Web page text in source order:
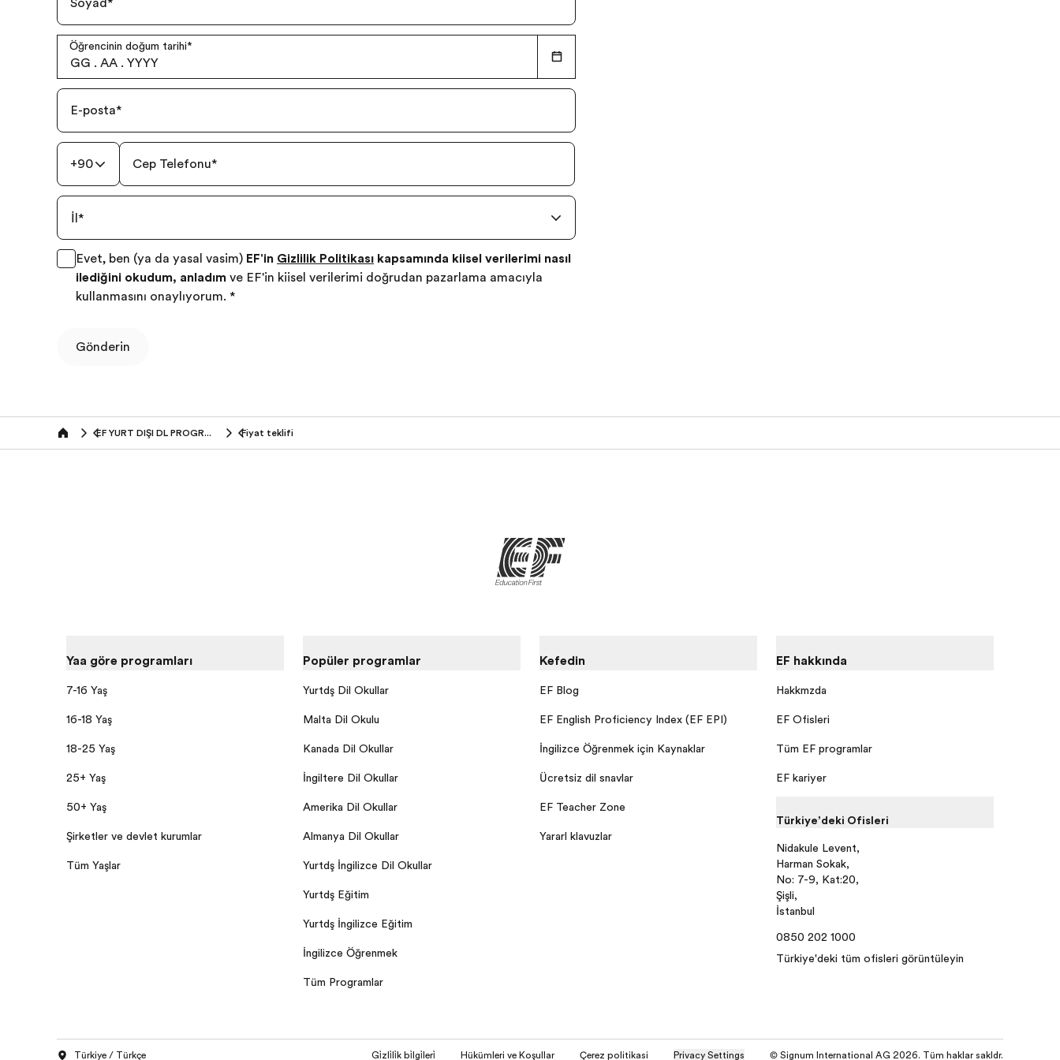
Soyad*
Öğrencinin doğum tarihi*
GG . AA . YYYY
E-posta*
+90 Cep Telefonu*
İl *
Evet, ben (ya da yasal vasim) EF'in Gizlilik Politikası kapsamında kişisel verilerimi nasıl
işlediğini okudum, anladım ve EF'in kişisel verilerimi doğrudan pazarlama amacıyla
kullanmasını onaylıyorum. *
Gönderin
Home EF YURT DIŞI DİL PROGRAMLARI (18-25 Yaş) Fiyat teklifi
Yaşa göre programları
7-16 Yaş
16-18 Yaş
18-25 Yaş
25+ Yaş
50+ Yaş
Şirketler ve devlet kurumları
Tüm Yaşlar
Popüler programlar
Yurtdışı Dil Okulları
Malta Dil Okulu
Kanada Dil Okulları
İngiltere Dil Okulları
Amerika Dil Okulları
Almanya Dil Okulları
Yurtdışı İngilizce Dil Okulları
Yurtdışı Eğitim
Yurtdışı İngilizce Eğitim
İngilizce Öğrenmek
Tüm Programlar
Keşfedin
EF Blog
EF English Proficiency Index (EF EPI)
İngilizce Öğrenmek için Kaynaklar
Ücretsiz dil sınavları
EF Teacher Zone
Yararlı kılavuzlar
EF hakkında
Hakkımızda
EF Ofisleri
Tüm EF programları
EF kariyer
Türkiye’deki Ofisleri
Nidakule Levent,
Harman Sokak,
No: 7-9, Kat:20,
Şişli,
İstanbul
0850 202 1000
Türkiye'deki tüm ofisleri görüntüleyin
Türkiye / Türkçe Gi̇zli̇li̇k bi̇lgi̇leri̇ Hükümleri ve Koşulları Çerez politikasi Privacy Settings © Signum International AG 2026. Tüm hakları saklıdır.